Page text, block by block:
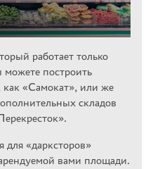
работает только
построить
как «Самокат», или же
складов
для «дарксторов»
вами площади.